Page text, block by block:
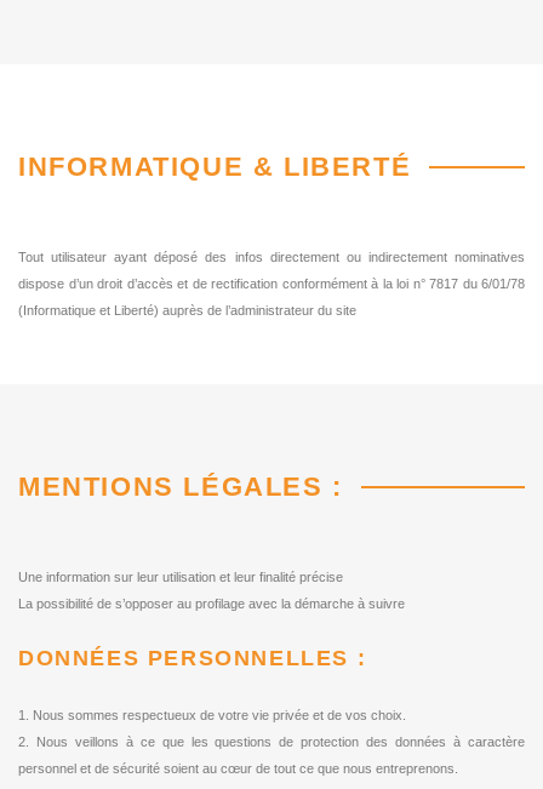
INFORMATIQUE & LIBERTÉ
Tout utilisateur ayant déposé des infos directement ou indirectement nominatives
dispose d’un droit d’accès et de rectification conformément à la loi n° 7817 du 6/01/78
(Informatique et Liberté) auprès de l’administrateur du site
MENTIONS LÉGALES :
Une information sur leur utilisation et leur finalité précise
La possibilité de s’opposer au profilage avec la démarche à suivre
DONNÉES PERSONNELLES :
1. Nous sommes respectueux de votre vie privée et de vos choix.
2. Nous veillons à ce que les questions de protection des données à caractère
personnel et de sécurité soient au cœur de tout ce que nous entreprenons.